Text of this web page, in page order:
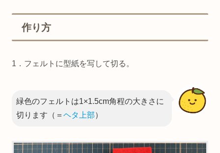
作り方
1．フェルトに型紙を写して切る。
緑色のフェルトは1×1.5cm角程の大きさに
切ります（＝ ヘタ上部）